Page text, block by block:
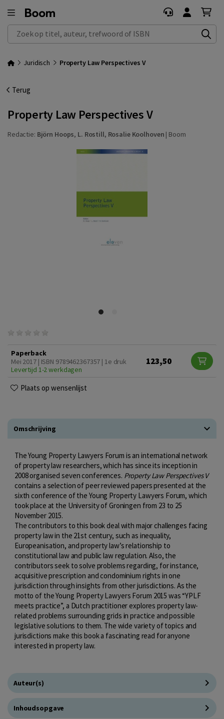
Zoek op titel, auteur, trefwoord of ISBN
Juridisch Property Law Perspectives V
Terug
Property Law Perspectives V
Redactie: Björn Hoops, L. Rostill, Rosalie Koolhoven | Boom
Paperback
Mei 2017 | ISBN 9789462367357 | 1e druk
Levertijd 1-2 werkdagen
123,50
Plaats op wensenlijst
Omschrijving
The Young Property Lawyers Forum is an international network
of property law researchers, which has since its inception in
2008 organised seven conferences. Property Law Perspectives V
contains a selection of peer reviewed papers presented at the
sixth conference of the Young Property Lawyers Forum, which
took place at the University of Groningen from 23 to 25
November 2015.
The contributors to this book deal with major challenges facing
property law in the 21st century, such as inequality,
Europeanisation, and property law’s relationship to
constitutional law and public law regulation. Also, the
contributors seek to solve problems regarding, for instance,
acquisitive prescription and condominium rights in one
jurisdiction through insights from other jurisdictions. As the
motto of the Young Property Lawyers Forum 2015 was “YPLF
meets practice”, a Dutch practitioner explores property law-
related problems surrounding grids in practice and possible
legislative solutions to them. The wide variety of topics and
jurisdictions make this book a fascinating read for anyone
interested in property law.
Auteur(s)
Inhoudsopgave